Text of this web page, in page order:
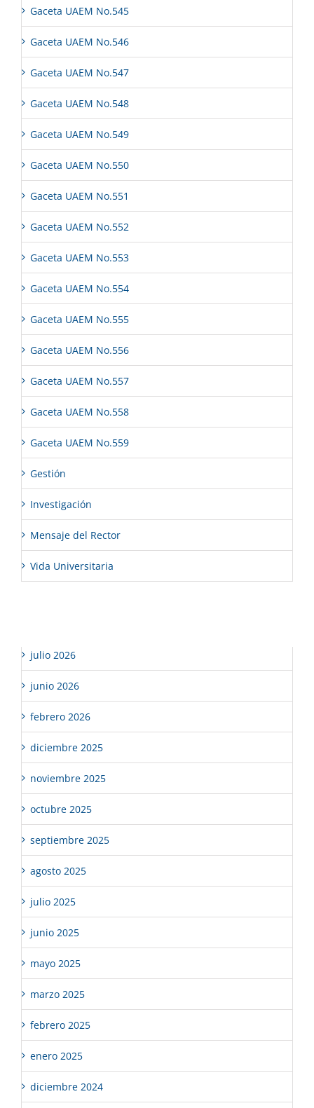
Gaceta UAEM No.545
Gaceta UAEM No.546
Gaceta UAEM No.547
Gaceta UAEM No.548
Gaceta UAEM No.549
Gaceta UAEM No.550
Gaceta UAEM No.551
Gaceta UAEM No.552
Gaceta UAEM No.553
Gaceta UAEM No.554
Gaceta UAEM No.555
Gaceta UAEM No.556
Gaceta UAEM No.557
Gaceta UAEM No.558
Gaceta UAEM No.559
Gestión
Investigación
Mensaje del Rector
Vida Universitaria
julio 2026
junio 2026
febrero 2026
diciembre 2025
noviembre 2025
octubre 2025
septiembre 2025
agosto 2025
julio 2025
junio 2025
mayo 2025
marzo 2025
febrero 2025
enero 2025
diciembre 2024